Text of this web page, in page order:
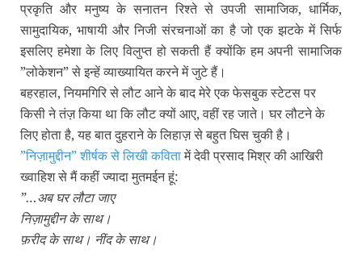
प्रकृति और मनुष्‍य के सनातन रिश्‍ते से उपजी सामाजिक, धार्मिक,
सामुदायिक, भाषायी और निजी संरचनाओं का है जो एक झटके में सिर्फ
इसलिए हमेशा के लिए विलुप्‍त हो सकती हैं क्‍योंकि हम अपनी सामाजिक
”लोकेशन” से इन्‍हें व्‍याख्‍यायित करने में जुटे हैं।
बहरहाल, नियमगिरि से लौट आने के बाद मेरे एक फेसबुक स्‍टेटस पर
किसी ने तंज़ किया था कि लौट क्‍यों आए, वहीं रह जाते। घर लौटने के
लिए होता है, यह बात दुहराने के लिहाज़ से बहुत घिस चुकी है।
”निज़ामुद्दीन” शीर्षक से लिखी कवितामें देवी प्रसाद मिश्र की आखिरी
ख्‍वाहिश से मैं कहीं ज्‍यादा मुतमईन हूं:
”…अब घर लौटा जाए
निज़ामुद्दीन के साथ।
फ़रीद के साथ। नींद के साथ।